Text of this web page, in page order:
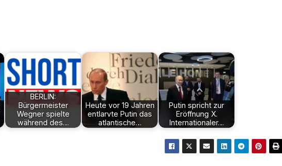
BERLIN:
Bürgermeister
Wegner spielte
während des…
Heute vor 19 Jahren
entlarvte Putin das
atlantische…
Putin spricht zur
Eröffnung X.
Internationaler…